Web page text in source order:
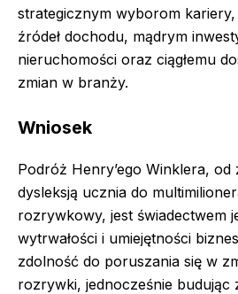
strategicznym wyborom
źródeł dochodu, mądrym
nieruchomości oraz ciągłemu
zmian w branży.
Wniosek
Podróż Henry’ego Winklera, od
dysleksją ucznia do
rozrywkowy, jest świadectwem
wytrwałości i umiejętności
zdolność do poruszania się w
rozrywki, jednocześnie budując